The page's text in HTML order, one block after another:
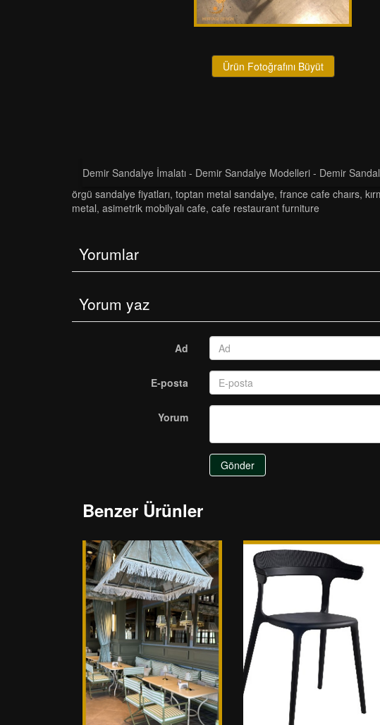
Ürün Fotoğrafını Büyüt
Demir Sandalye İmalatı - Demir Sandalye Modelleri - Demir
örgü sandalye fiyatları, toptan metal sandalye, france cafe chairs,
metal, asimetrik mobilyalı cafe, cafe restaurant furniture
Yorumlar
Yorum yaz
Ad
E-posta
Yorum
Gönder
Benzer Ürünler